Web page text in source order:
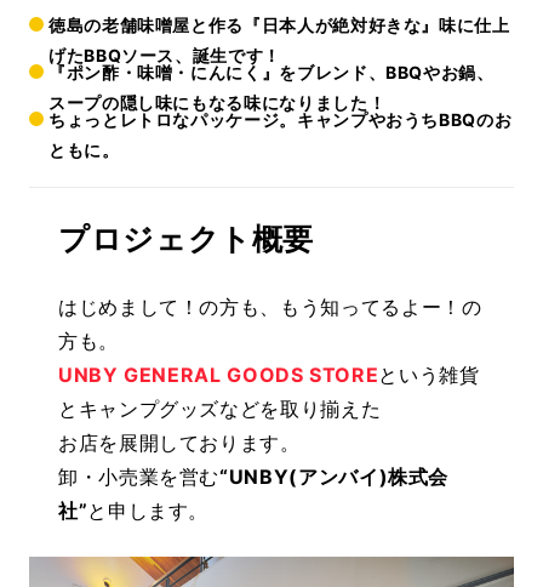
徳島の老舗味噌屋と作る『日本人が絶対好きな』味に仕上
げたBBQソース、誕生です！
『ポン酢・味噌・にんにく』をブレンド、BBQやお鍋、
スープの隠し味にもなる味になりました！
ちょっとレトロなパッケージ。キャンプやおうちBBQのお
ともに。
プロジェクト概要
はじめまして！の方も、もう知ってるよー！の
方も。
UNBY GENERAL GOODS STOREという雑貨
とキャンプグッズなどを取り揃えた
お店を展開しております。
卸・小売業を営む“UNBY(アンバイ)株式会
社”と申します。